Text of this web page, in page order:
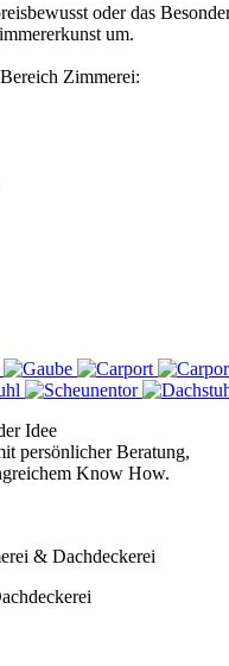
oder das
um.
Zimmerei:
Idee
persönlicher Beratung,
Know How.